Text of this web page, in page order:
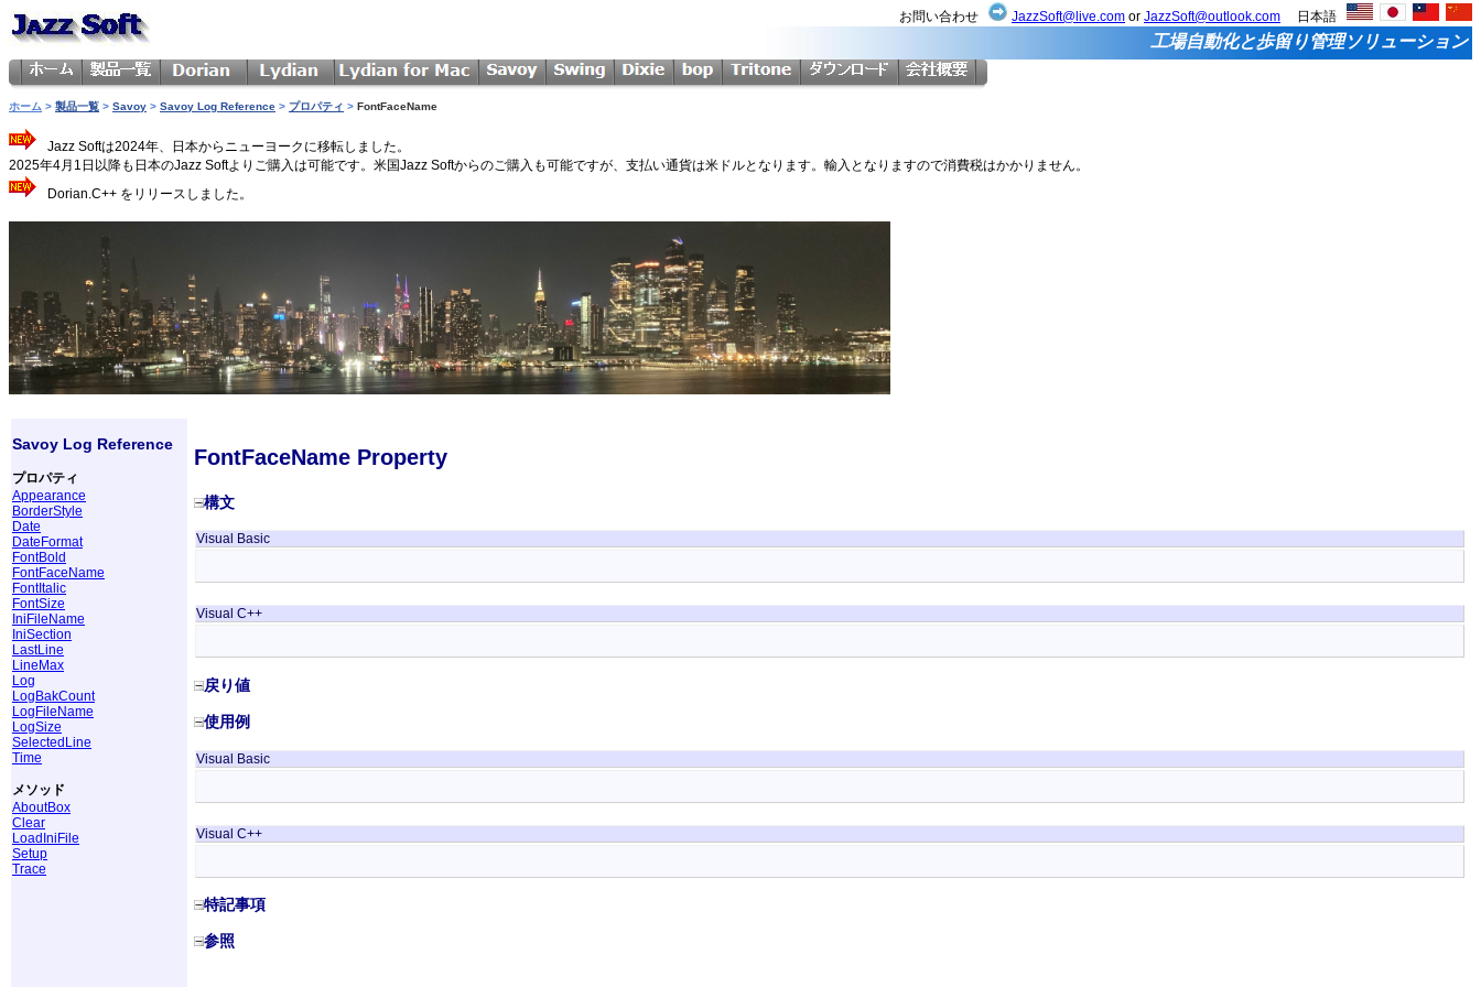
お問い合わせ JazzSoft@live.com or JazzSoft@outlook.com 日本語
工場自動化と歩留り管理ソリューション
ホーム > 製品一覧 > Savoy > Savoy Log Reference > プロパティ > FontFaceName
Jazz Softは2024年、日本からニューヨークに移転しました。
2025年4月1日以降も日本のJazz Softよりご購入は可能です。米国Jazz Softからのご購入も可能ですが、支払い通貨は米ドルとなります。輸入となりますので消費税はかかりません。
Dorian.C++ をリリースしました。
Savoy Log Reference
プロパティ
Appearance
BorderStyle
Date
DateFormat
FontBold
FontFaceName
FontItalic
FontSize
IniFileName
IniSection
LastLine
LineMax
Log
LogBakCount
LogFileName
LogSize
SelectedLine
Time
メソッド
AboutBox
Clear
LoadIniFile
Setup
Trace
FontFaceName Property
構文
Visual Basic
Visual C++
戻り値
使用例
Visual Basic
Visual C++
特記事項
参照